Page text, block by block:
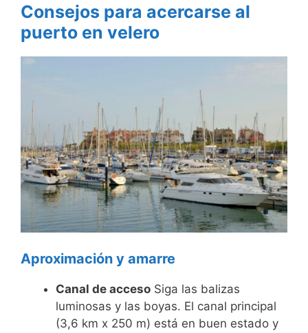
Consejos para acercarse al
puerto en velero
Aproximación y amarre
Canal de acceso Siga las balizas
luminosas y las boyas. El canal principal
(3,6 km x 250 m) está en buen estado y